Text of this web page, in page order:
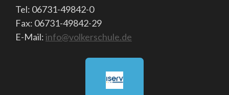
Tel: 06731-49842-0
Fax: 06731-49842-29
E-Mail:info@volkerschule.de